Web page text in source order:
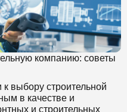
компанию: советы
к выбору строительной
в качестве и
и строительных